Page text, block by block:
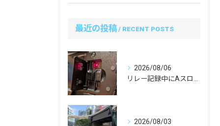
最近の投稿 RECENT POSTS
2026/08/06
2026/08/03